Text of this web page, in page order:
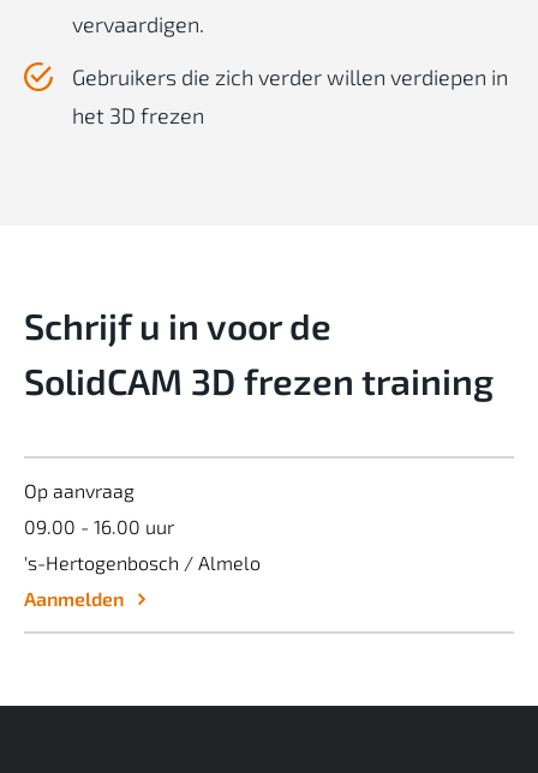
vervaardigen.
Gebruikers die zich verder willen verdiepen in
het 3D frezen
Schrijf u in voor de
SolidCAM 3D frezen training
Op aanvraag
09.00 - 16.00 uur
's-Hertogenbosch / Almelo
Aanmelden